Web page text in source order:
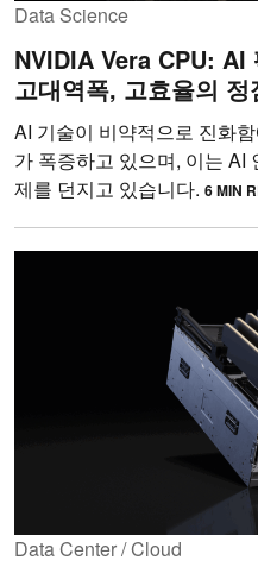
Data Science
NVIDIA Vera CPU: AI
고대역폭, 고효율의 정
AI 기술이 비약적으로 진화
가 폭증하고 있으며, 이는 AI
제를 던지고 있습니다. 6 MIN
Data Center / Cloud